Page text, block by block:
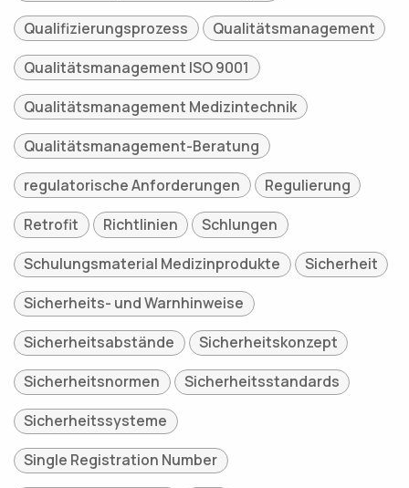
Qualifizierungsprozess
Qualitätsmanagement
Qualitätsmanagement ISO 9001
Qualitätsmanagement Medizintechnik
Qualitätsmanagement-Beratung
regulatorische Anforderungen
Regulierung
Retrofit
Richtlinien
Schlungen
Schulungsmaterial Medizinprodukte
Sicherheit
Sicherheits- und Warnhinweise
Sicherheitsabstände
Sicherheitskonzept
Sicherheitsnormen
Sicherheitsstandards
Sicherheitssysteme
Single Registration Number